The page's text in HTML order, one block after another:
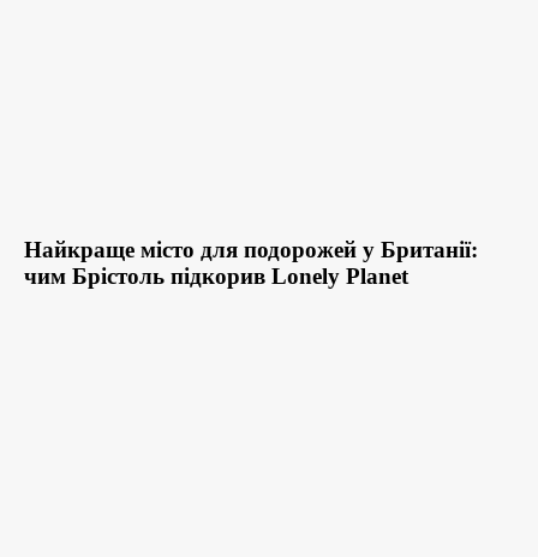
Найкраще місто для подорожей у Британії:
чим Брістоль підкорив Lonely Planet